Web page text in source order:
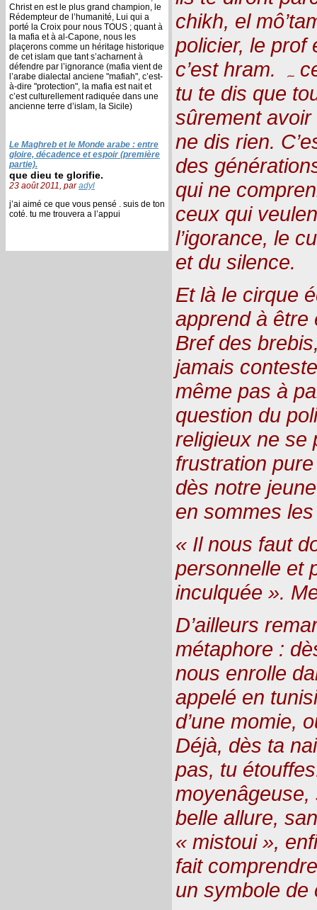
Christ en est le plus grand champion, le
Rédempteur de l’humanité, Lui qui a
porté la Croix pour nous TOUS ; quant à
la mafia et à al-Capone, nous les
plaçerons comme un héritage historique
de cet islam que tant s’acharnent à
défendre par l’ignorance (mafia vient de
l’arabe dialectal anciene "mafiah", c’est-
à-dire "protection", la mafia est nait et
c’est culturellement radiquée dans une
ancienne terre d’islam, la Sicile)
Le Maghreb et le Monde arabe : entre
gloire, décadence et espoir (première
partie).
que dieu te glorifie.
23 août 2011, paradyl
j’ai aimé ce que vous pensé . suis de ton
coté. tu me trouvera a l’appui
chikh, el
policier, le prof
c’est hram. ہ ce moment-là et à cet âge
tu te dis que
sûrement
ne dis rien.
des
qui ne
ceux qui
l’igorance, le
et du silence.
Et là le cirque
apprend à être
Bref des
jamais
même pas à
question du
religieux ne se
frustration
dès notre
en sommes
« Il nous faut
personnelle et
inculquée ».
D’ailleurs
métaphore :
nous enrolle
appelé en
d’une momie,
Déjà, dès ta
pas, tu
belle allure,
« mistoui »,
fait
un symbole de